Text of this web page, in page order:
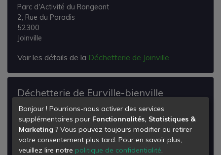
Parc d'Activité du Rongeant
2, Rue du Paradis
52300
Joinville
Voir les détails de la Déchetterie de Joinville
Déchetterie de Eurville-bienville
Zone Artisanale des Longues Royes
52410
Eurville-Bienville
Voir les détails de laDéchetterie de Eurville-bienville
Bonjour ! Pourrions-nous activer des services
supplémentaires pour Fonctionnalités, Statistiques &
Marketing ? Vous pouvez toujours modifier ou retirer
votre consentement plus tard. Pour en savoir plus,
veuillez lire notre politique de confidentialité.